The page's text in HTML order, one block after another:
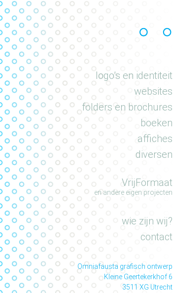
portfolio
logo’s en identiteit
websites
folders en brochures
boeken
affiches
diversen
VrijFormaat
wie zijn wij?
contact
Omniafausta grafisch ontwerp
Kleine Geertekerkhof 6
3511 XG Utrecht